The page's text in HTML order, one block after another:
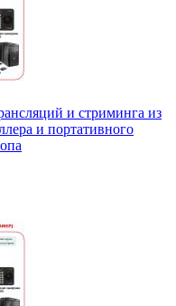
и стриминга из
и портативного